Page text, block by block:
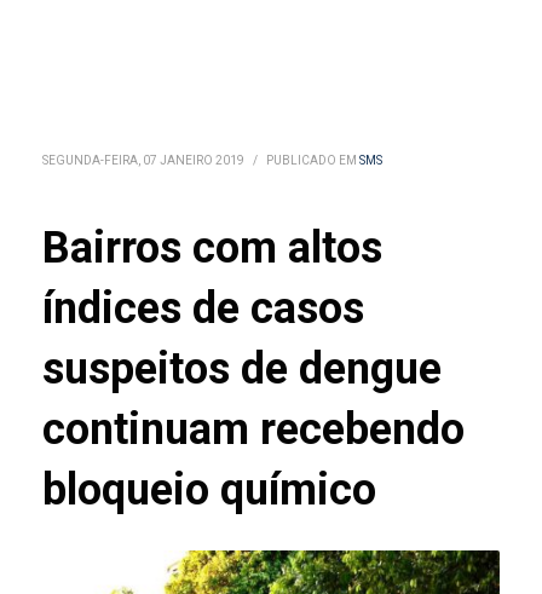
SEGUNDA-FEIRA, 07 JANEIRO 2019 / PUBLICADO EM SMS
Bairros com altos
índices de casos
suspeitos de dengue
continuam recebendo
bloqueio químico